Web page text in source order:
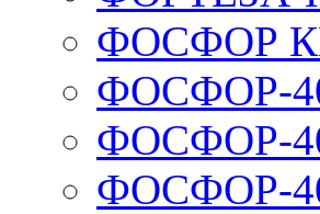
ФОСФОР
ФОСФОР-
ФОСФОР-
ФОСФОР-